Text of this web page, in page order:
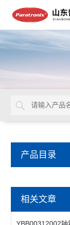
产品目录
牙本质片液压通
相关文章